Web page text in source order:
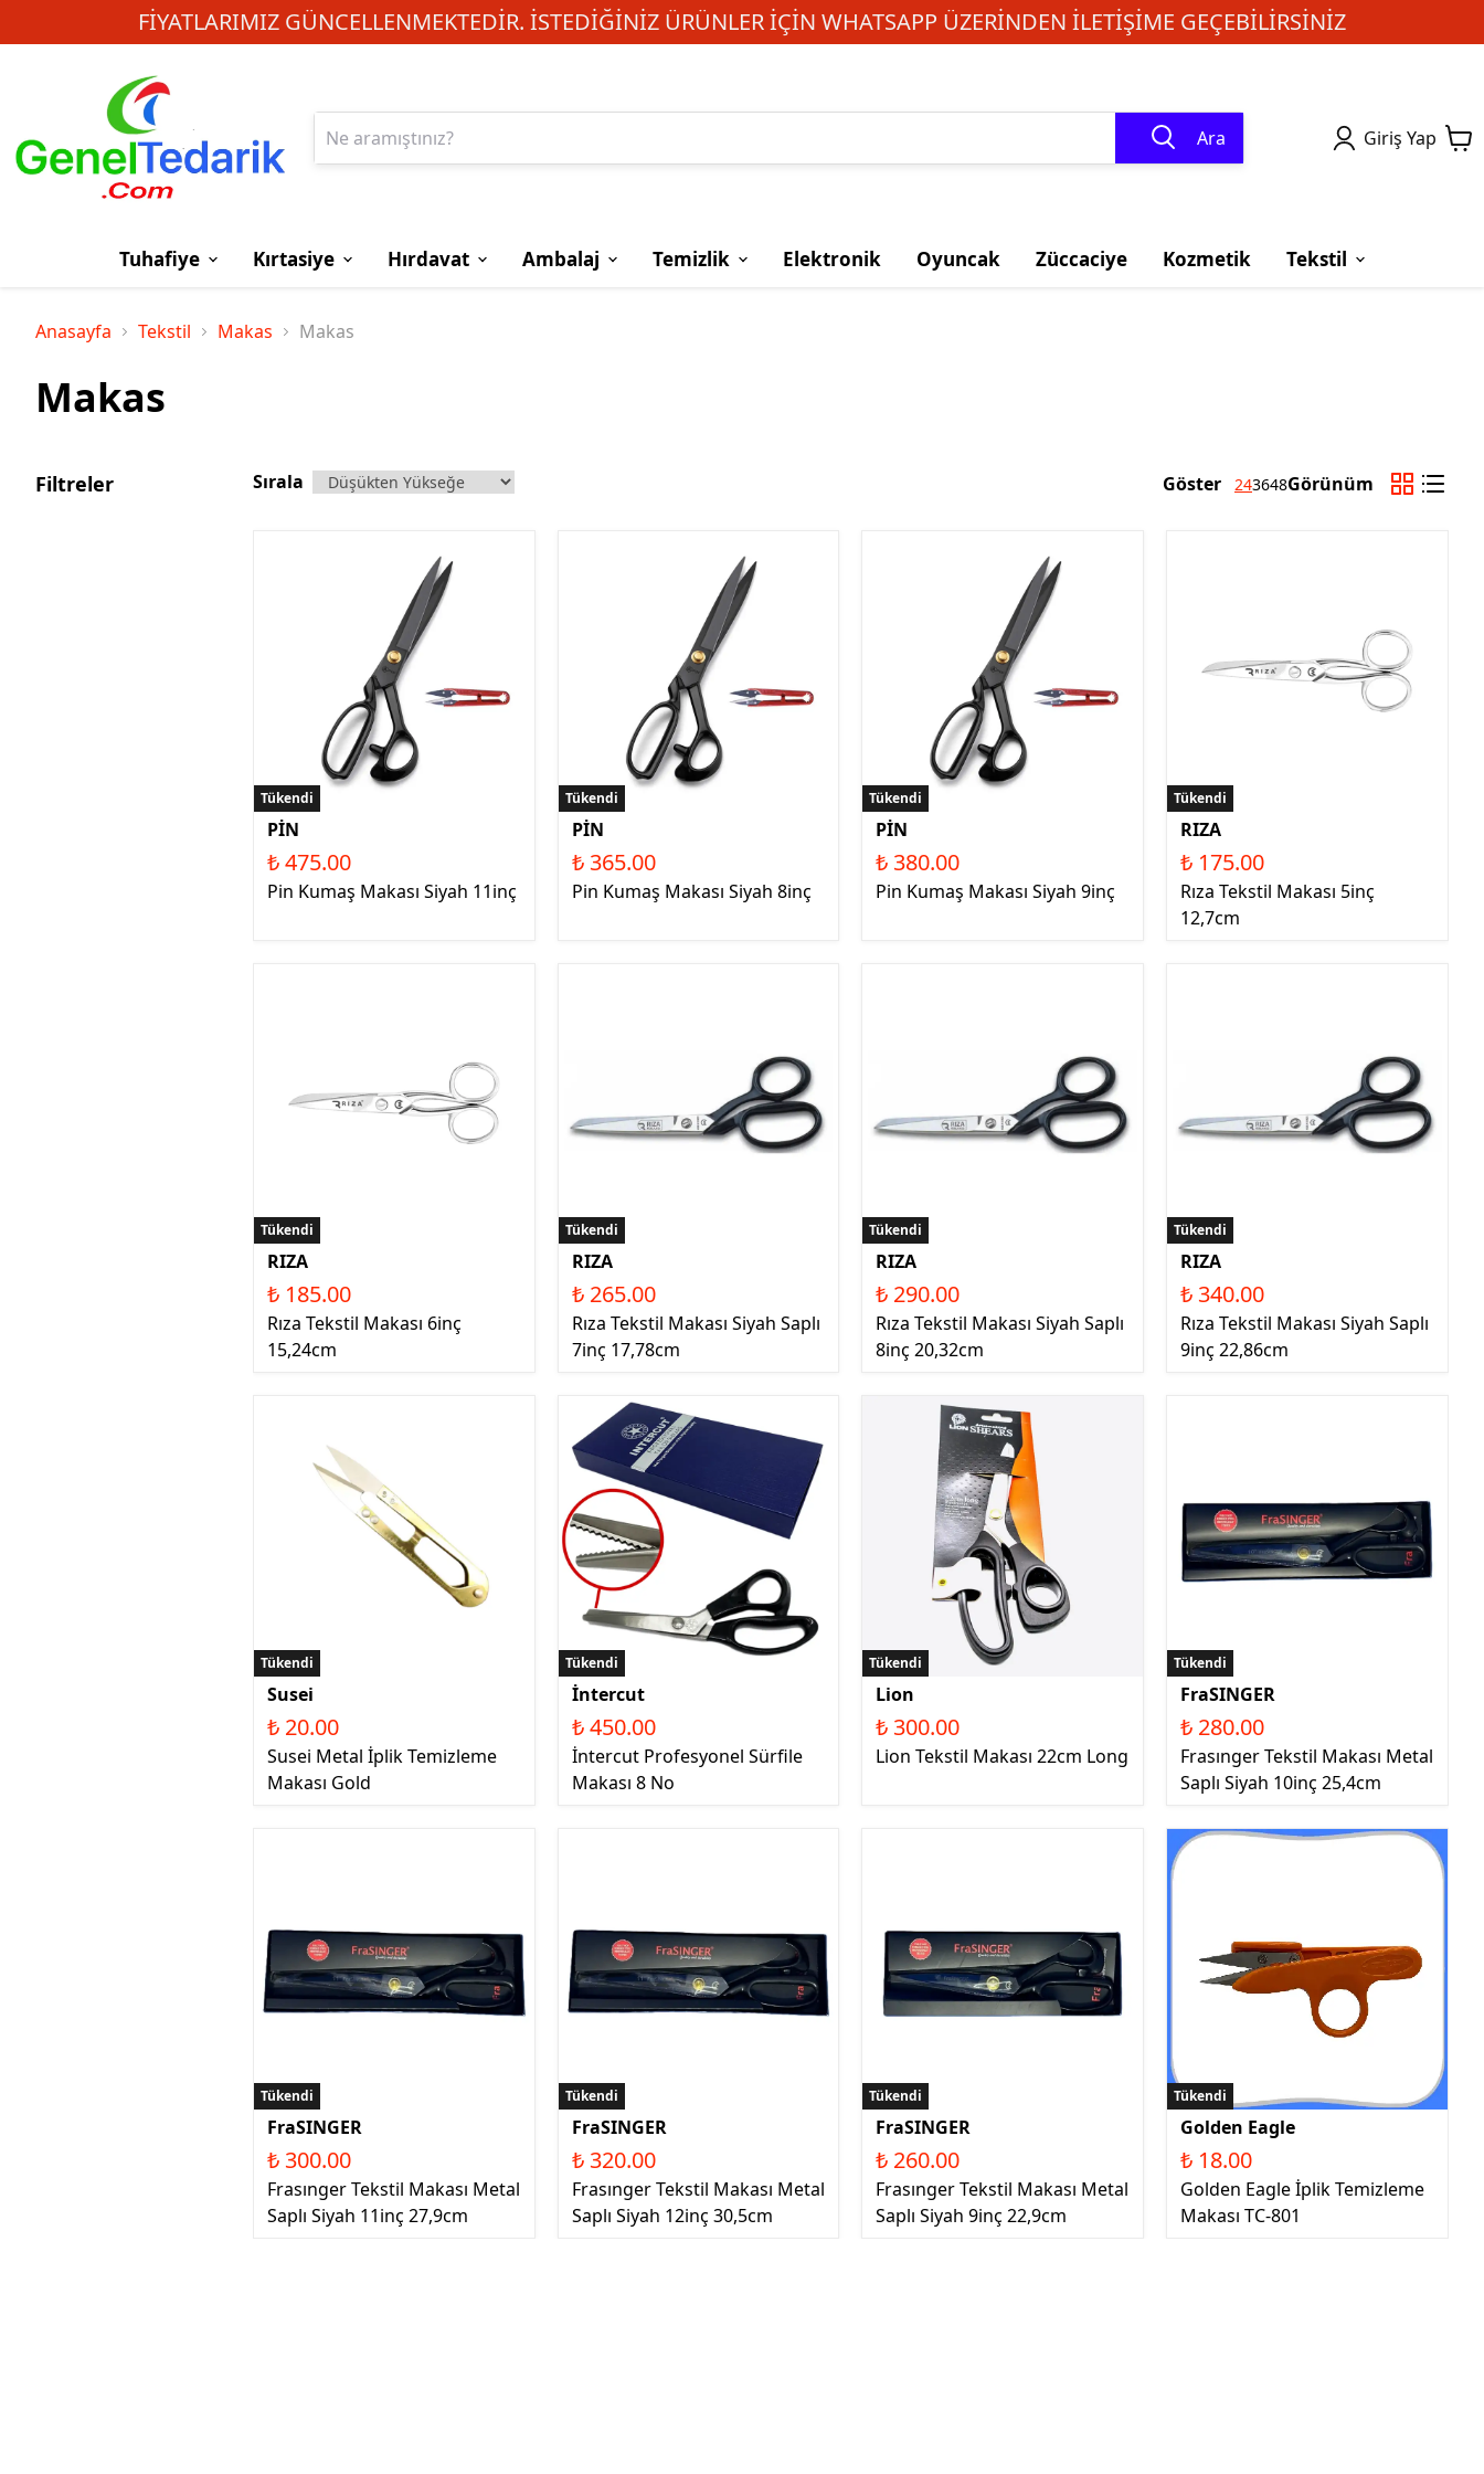
FIYATLARIMIZ GÜNCELLENMEKTEDIR. İSTEDIĞINIZ ÜRÜNLER IÇIN WHATSAPP ÜZERINDEN ILETIŞIME GEÇEBILIRSINIZ
Ara Giriş Yap
Tuhafiye Kırtasiye Hırdavat Ambalaj Temizlik Elektronik Oyuncak Züccaciye Kozmetik Tekstil
Anasayfa Tekstil Makas Makas
Makas
Filtreler Sırala Göster 243648Görünüm
Tükendi
PİN
₺ 475.00
Pin Kumaş Makası Siyah 11inç
Tükendi
PİN
₺ 365.00
Pin Kumaş Makası Siyah 8inç
Tükendi
PİN
₺ 380.00
Pin Kumaş Makası Siyah 9inç
Tükendi
RIZA
₺ 175.00
Rıza Tekstil Makası 5inç
12,7cm
Tükendi
RIZA
₺ 185.00
Rıza Tekstil Makası 6inç
15,24cm
Tükendi
RIZA
₺ 265.00
Rıza Tekstil Makası Siyah Saplı
7inç 17,78cm
Tükendi
RIZA
₺ 290.00
Rıza Tekstil Makası Siyah Saplı
8inç 20,32cm
Tükendi
RIZA
₺ 340.00
Rıza Tekstil Makası Siyah Saplı
9inç 22,86cm
Tükendi
Susei
₺ 20.00
Susei Metal İplik Temizleme
Makası Gold
Tükendi
İntercut
₺ 450.00
İntercut Profesyonel Sürfile
Makası 8 No
Tükendi
Lion
₺ 300.00
Lion Tekstil Makası 22cm Long
Tükendi
FraSINGER
₺ 280.00
Frasınger Tekstil Makası Metal
Saplı Siyah 10inç 25,4cm
Tükendi
FraSINGER
₺ 300.00
Frasınger Tekstil Makası Metal
Saplı Siyah 11inç 27,9cm
Tükendi
FraSINGER
₺ 320.00
Frasınger Tekstil Makası Metal
Saplı Siyah 12inç 30,5cm
Tükendi
FraSINGER
₺ 260.00
Frasınger Tekstil Makası Metal
Saplı Siyah 9inç 22,9cm
Tükendi
Golden Eagle
₺ 18.00
Golden Eagle İplik Temizleme
Makası TC-801